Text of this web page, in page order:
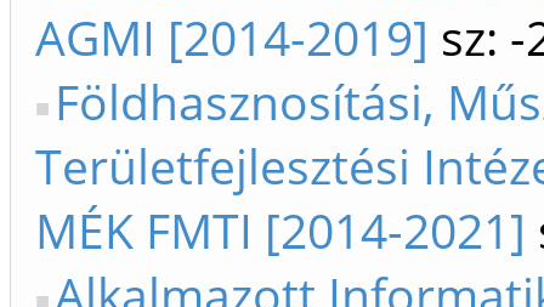
AGMI [2014-2019] sz:
Földhasznosítási,
Területfejlesztési
MÉK FMTI [2014-2021]